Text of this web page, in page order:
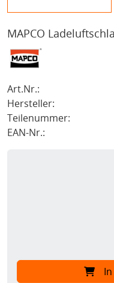
MAPCO
Art.Nr.:
Hersteller:
Teilenummer:
EAN-Nr.: